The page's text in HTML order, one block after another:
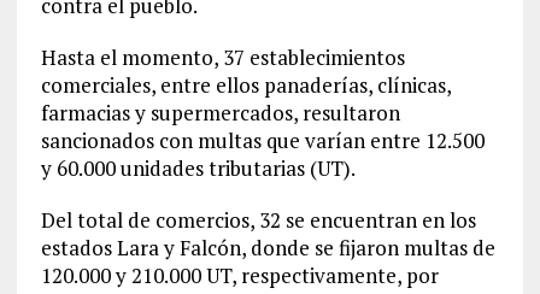
Hasta el momento, 37 establecimientos
comerciales, entre ellos panaderías, clínicas,
farmacias y supermercados, resultaron
sancionados con multas que varían entre 12.500
y 60.000 unidades tributarias (UT).
Del total de comercios, 32 se encuentran en los
estados Lara y Falcón, donde se fijaron multas de
120.000 y 210.000 UT, respectivamente, por